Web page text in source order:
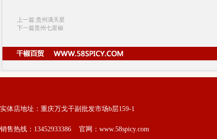
上一篇:贵州满天星
下一篇贵州七星椒
实体店地址：重庆万戈干副批发市场b层159-1
销售热线：13452933386 官网：www.58spicy.com